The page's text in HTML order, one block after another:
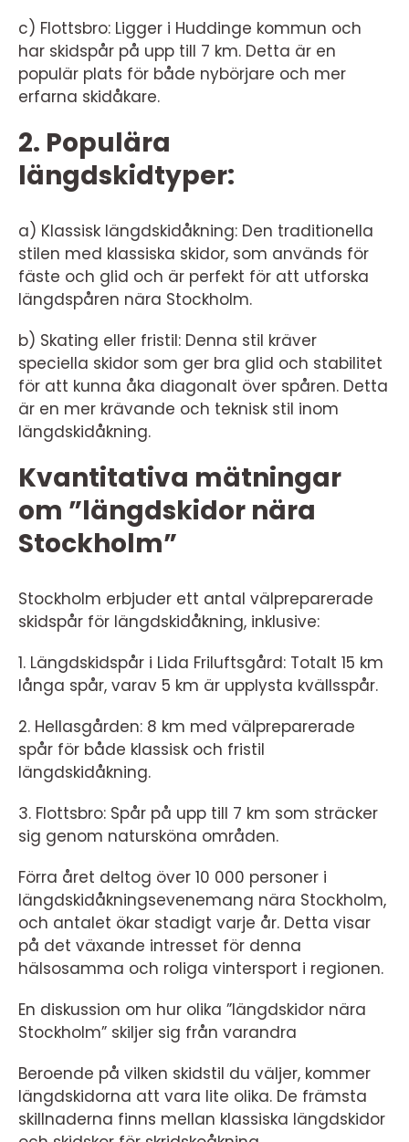
c) Flottsbro: Ligger i Huddinge kommun och
har skidspår på upp till 7 km. Detta är en
populär plats för både nybörjare och mer
erfarna skidåkare.
2. Populära
längdskidtyper:
a) Klassisk längdskidåkning: Den traditionella
stilen med klassiska skidor, som används för
fäste och glid och är perfekt för att utforska
längdspåren nära Stockholm.
b) Skating eller fristil: Denna stil kräver
speciella skidor som ger bra glid och stabilitet
för att kunna åka diagonalt över spåren. Detta
är en mer krävande och teknisk stil inom
längdskidåkning.
Kvantitativa mätningar
om ”längdskidor nära
Stockholm”
Stockholm erbjuder ett antal välpreparerade
skidspår för längdskidåkning, inklusive:
1. Längdskidspår i Lida Friluftsgård: Totalt 15 km
långa spår, varav 5 km är upplysta kvällsspår.
2. Hellasgården: 8 km med välpreparerade
spår för både klassisk och fristil
längdskidåkning.
3. Flottsbro: Spår på upp till 7 km som sträcker
sig genom natursköna områden.
Förra året deltog över 10 000 personer i
längdskidåkningsevenemang nära Stockholm,
och antalet ökar stadigt varje år. Detta visar
på det växande intresset för denna
hälsosamma och roliga vintersport i regionen.
En diskussion om hur olika ”längdskidor nära
Stockholm” skiljer sig från varandra
Beroende på vilken skidstil du väljer, kommer
längdskidorna att vara lite olika. De främsta
skillnaderna finns mellan klassiska längdskidor